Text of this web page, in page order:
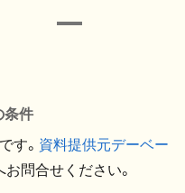
条件
す。 資料提供元デーベー
お問合せください。